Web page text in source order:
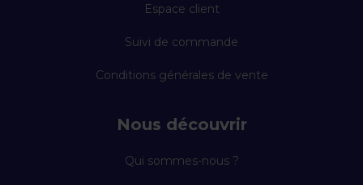
Espace client
Suivi de commande
Conditions générales de vente
Nous découvrir
Qui sommes-nous ?